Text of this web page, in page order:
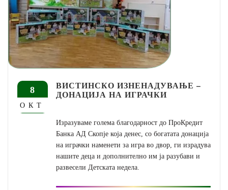
8
ОКТ
ВИСТИНСКО ИЗНЕНАДУВАЊЕ –
ДОНАЦИЈА НА ИГРАЧКИ
Изразуваме голема благодарност до ПроКредит
Банка АД Скопје која денес, со богатата донација
на играчки наменети за игра во двор, ги израдува
нашите деца и дополнително им ја разубави и
развесели Детската недела.